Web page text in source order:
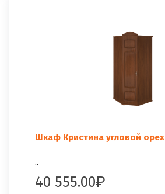
Шкаф Кристина угловой орех
..
40 555.00